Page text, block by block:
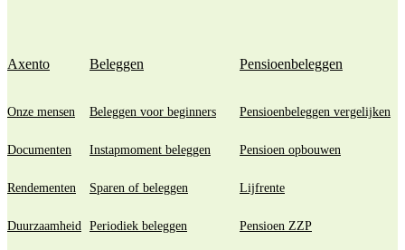
Axento
Onze mensen
Documenten
Rendementen
Duurzaamheid
Beleggen
Beleggen voor beginners
Instapmoment beleggen
Sparen of beleggen
Periodiek beleggen
Pensioenbeleggen
Pensioenbeleggen vergelijken
Pensioen opbouwen
Lijfrente
Pensioen ZZP